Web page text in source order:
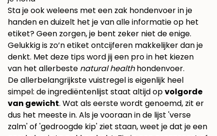
Sta je ook weleens met een zak hondenvoer in je
handen en duizelt het je van alle informatie op het
etiket? Geen zorgen, je bent zeker niet de enige.
Gelukkig is zo’n etiket ontcijferen makkelijker dan je
denkt. Met deze tips word jij een pro in het kiezen
van het allerbeste natural healthhondenvoer.
De allerbelangrijkste vuistregel is eigenlijk heel
simpel: de ingrediëntenlijst staat altijd opvolgorde
van gewicht. Wat als eerste wordt genoemd, zit er
dus het meeste in. Als je vooraan in de lijst 'verse
zalm' of 'gedroogde kip' ziet staan, weet je dat je een